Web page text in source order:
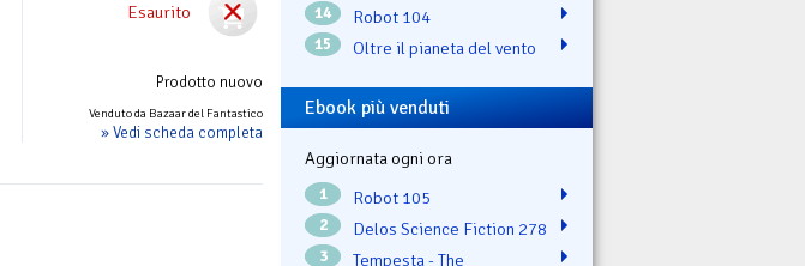
Esaurito
Prodotto nuovo
Venduto da Bazaar del Fantastico
» Vedi scheda completa
14 Robot 104
15 Oltre il pianeta del vento
Ebook più venduti
Aggiornata ogni ora
1 Robot 105
2 Delos Science Fiction 278
3
Tempesta - The